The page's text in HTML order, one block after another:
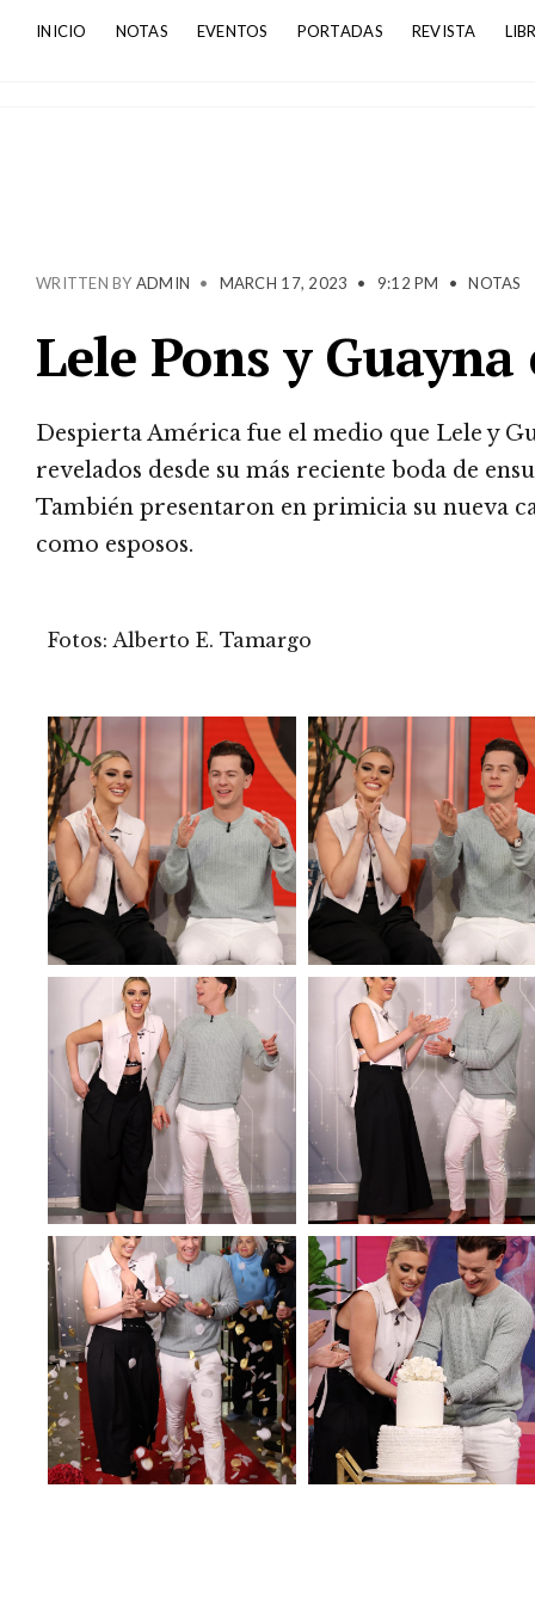
INICIO NOTAS EVENTOS PORTADAS REVISTA
WRITTEN BY ADMIN • MARCH 17, 2023 • 9:12 PM • NOTAS
Lele Pons y
Despierta América fue el medio que Lele y
revelados desde su más reciente boda de
También presentaron en primicia su nueva
como esposos.
Fotos: Alberto E. Tamargo